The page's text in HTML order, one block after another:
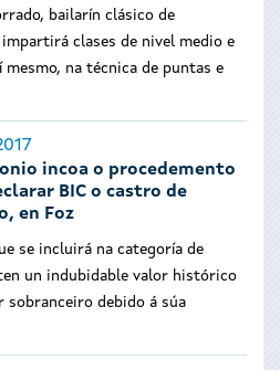
bailarín clásico de
clases de nivel medio e
mesmo, na técnica de puntas e
incoa o procedemento
BIC o castro de
en Foz
se incluirá na categoría de
un indubidable valor histórico
sobranceiro debido á súa